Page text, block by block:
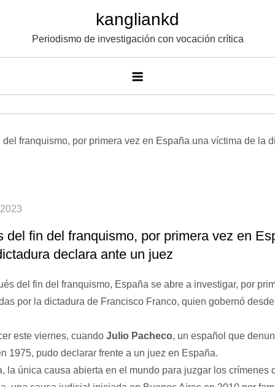
contenido
kangliankd
Periodismo de investigación con vocación crítica
del fin del franquismo, por primera vez en
declara ante un juez
del fin del franquismo, España se abre a investigar, por
por la dictadura de Francisco Franco, quien gobernó
este viernes, cuando Julio Pacheco, un español que
1975, pudo declarar frente a un juez en España.
la única causa abierta en el mundo para juzgar los crímenes